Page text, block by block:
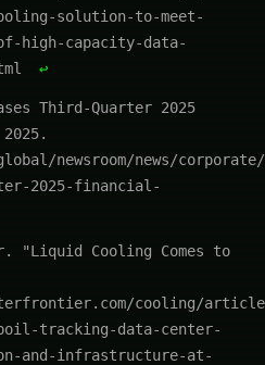
solution-to-meet-
high-capacity-data-
↩
Third-Quarter 2025
newsroom/news/
2025-financial-
"Liquid Cooling Comes to
cooling/
tracking-data-center-
and-infrastructure-at-